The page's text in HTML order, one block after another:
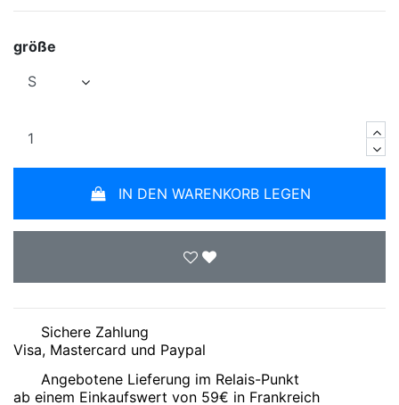
größe
IN DEN WARENKORB LEGEN
Sichere Zahlung
Visa, Mastercard und Paypal
Angebotene Lieferung im Relais-Punkt
ab einem Einkaufswert von 59€ in Frankreich